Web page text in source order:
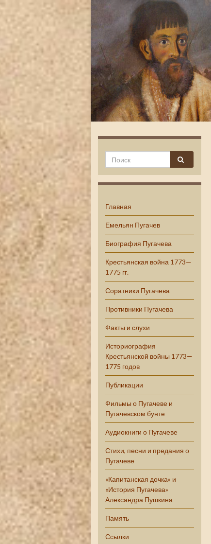
Главная
Емельян Пугачев
Биография Пугачева
Крестьянская война 1773—
1775 гг.
Соратники Пугачева
Противники Пугачева
Факты и слухи
Историография
Крестьянской войны 1773—
1775 годов
Публикации
Фильмы о Пугачеве и
Пугачевском бунте
Аудиокниги о Пугачеве
Стихи, песни и предания о
Пугачеве
«Капитанская дочка» и
«История Пугачева»
Александра Пушкина
Память
Ссылки